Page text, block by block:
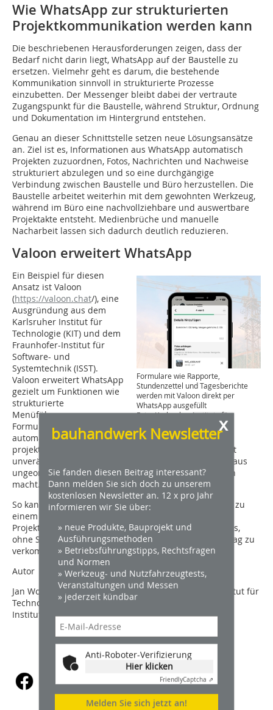
Wie WhatsApp zur strukturierten
Projektkommunikation werden kann
Die beschriebenen Herausforderungen zeigen, dass der
Bedarf nicht darin liegt, WhatsApp auf der Baustelle zu
ersetzen. Vielmehr geht es darum, die bestehende
Kommunikation sinnvoll in strukturierte Prozesse
einzubetten. Der Messenger bleibt dabei der vertraute
Zugangspunkt für die Baustelle, während Struktur, Ordnung
und Dokumentation im Hintergrund entstehen.
Genau an dieser Schnittstelle setzen neue Lösungsansätze
an. Ziel ist es, Informationen aus WhatsApp automatisch
Projekten zuzuordnen, Fotos, Nachrichten und Nachweise
strukturiert abzulegen und so eine durchgängige
Verbindung zwischen Baustelle und Büro herzustellen. Die
Baustelle arbeitet weiterhin mit dem gewohnten Werkzeug,
während im Büro eine nachvollziehbare und auswertbare
Projektakte entsteht. Medienbrüche und manuelle
Nacharbeit lassen sich dadurch deutlich reduzieren.
Valoon erweitert WhatsApp
Formulare wie Rapporte,
Stundenzettel und Tagesberichte
werden mit Valoon direkt per
WhatsApp ausgefüllt
Foto: Karlsruher Instituts für
Ein Beispiel für diesen
Ansatz ist Valoon
(https://valoon.chat/), eine
Ausgründung aus dem
Karlsruher Institut für
Technologie (KIT) und dem
Fraunhofer-Institut für
Software- und
Systemtechnik (ISST).
Valoon erweitert WhatsApp
gezielt um Funktionen wie
strukturierte
Menüführungen,
Formularlogiken und eine
automatische,
projektspezifische Ablage. Der Messenger selbst bleibt
unverändert, wird jedoch um eine Ebene ergänzt, die aus
ungeordneten Chat-Inhalten verwertbare Projektdaten
macht.
So kann WhatsApp vom reinen Kommunikationsmittel zu
einem festen Bestandteil einer strukturierten
Projektkommunikation werden – ohne zusätzliche Apps,
ohne Schulungsaufwand und ohne den Baustellenalltag zu
verkomplizieren.
Autor
Jan Wolber ist Wissenschaftlicher Mitarbeiter am Institut für
Technologie und Management (TMB) des Karlsruher
Instituts für Technologie (KIT).
x
bauhandwerk Newsletter
Sie fanden diesen Beitrag interessant?
Dann melden Sie sich doch zu unserem
kostenlosen Newsletter an. 12 x pro Jahr
informieren wir Sie über:
» neue Produkte, Bauprojekt und
Ausführungsmethoden
» Betriebsführungstipps, Rechtsfragen
und Normen
» Werkzeug- und Nutzfahrzeugtests,
Veranstaltungen und Messen
» jederzeit kündbar
Anti-Roboter-Verifizierung
Hier klicken
FriendlyCaptcha ⇗
Melden Sie sich jetzt an!